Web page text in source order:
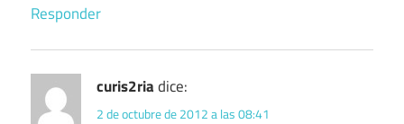
Responder
curis2riadice:
2 de octubre de 2012 a las 08:41